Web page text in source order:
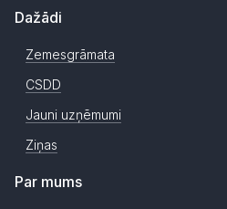
Dažādi
Zemesgrāmata
CSDD
Jauni uzņēmumi
Ziņas
Par mums